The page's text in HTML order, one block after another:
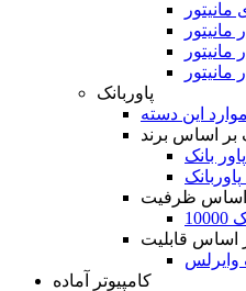
پاوربانک
این دسته
بر اساس برند
اساس ظرفیت
اساس قابلیت
وایرلس
کامپیوتر آماده